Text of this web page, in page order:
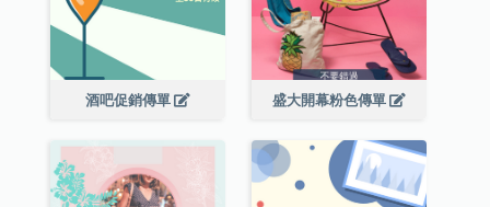
酒吧促銷傳單 盛大開幕粉色傳單